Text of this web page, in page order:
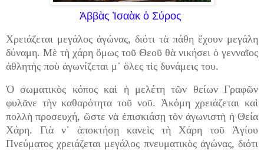
Ἀββὰς Ἰσαὰκ ὁ Σύρος
Χρειάζεται μεγάλος ἀγώνας, διότι τὰ πάθη ἔχουν μεγάλη
δύναμη. Μὲ τὴ χάρη ὅμως τοῦ Θεοῦ θὰ νικήσει ὁ γενναῖος
ἀθλητὴς ποὺ ἀγωνίζεται μ᾿ ὅλες τὶς δυνάμεις του.
Ὁ σωματικὸς κόπος καὶ ἡ μελέτη τῶν θείων Γραφῶν
φυλᾶνε τὴν καθαρότητα τοῦ νοῦ. Ἀκόμη χρειάζεται καὶ
πολλὴ προσευχή, ὥστε νὰ ἐπισκιάσῃ τὸν ἀγωνιστὴ ἡ Θεία
Χάρη. Γιὰ ν᾿ ἀποκτήσῃ κανεὶς τὴ Χάρη τοῦ Ἁγίου
Πνεύματος χρειάζεται μεγάλος πνευματικὸς ἀγώνας, διότι